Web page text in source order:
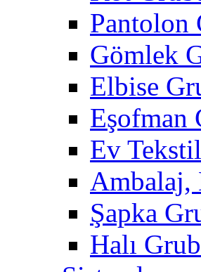
Pantolon
Gömlek
Elbise
Eşofman
Ev
Ambalaj,
Şapka
Halı